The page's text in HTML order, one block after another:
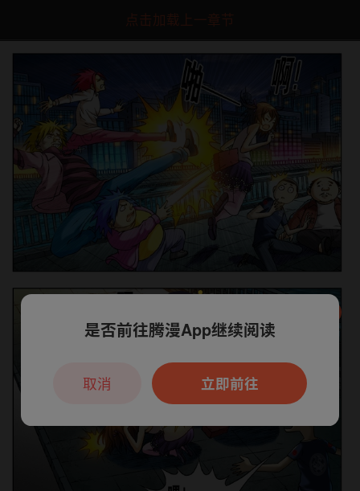
点击加载上一章节
本章节仅支持App阅读，可打开App新用
户7天免费看
是否前往腾漫App继续阅读
立即前往
取消